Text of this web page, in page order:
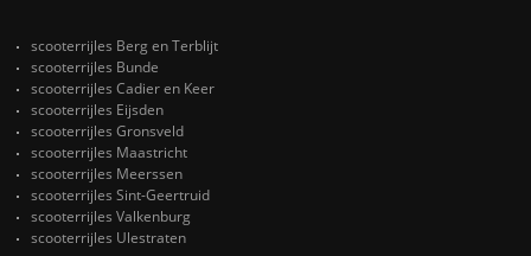
scooterrijles Berg en Terblijt
scooterrijles Bunde
scooterrijles Cadier en Keer
scooterrijles Eijsden
scooterrijles Gronsveld
scooterrijles Maastricht
scooterrijles Meerssen
scooterrijles Sint-Geertruid
scooterrijles Valkenburg
scooterrijles Ulestraten